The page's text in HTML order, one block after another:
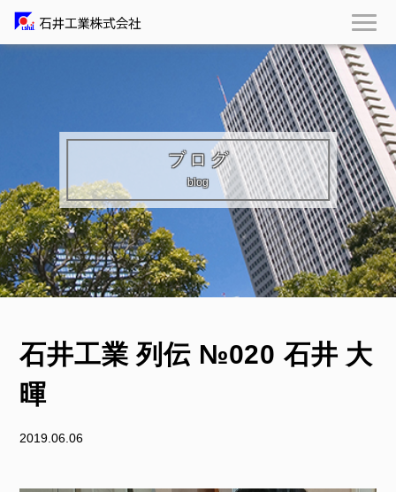
ブログ
blog
石井工業 列伝 №020 石井 大
暉
2019.06.06